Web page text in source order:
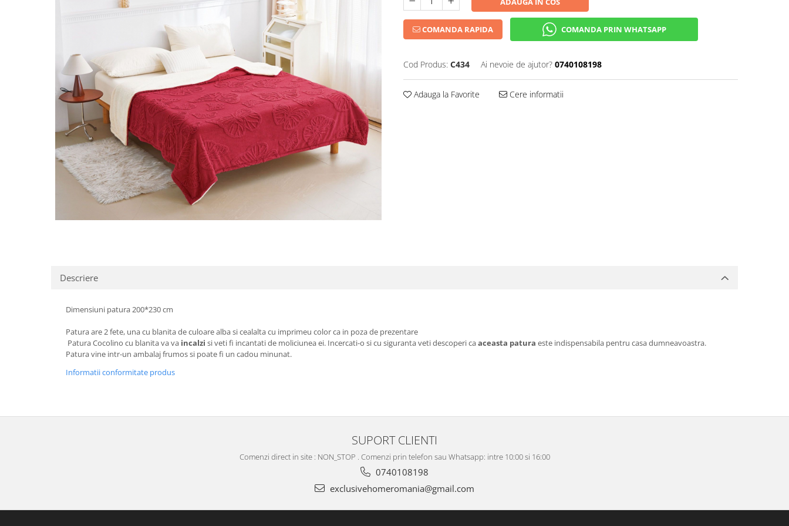
COMANDA RAPIDA COMANDA PRIN WHATSAPP
Cod Produs: C434 Ai nevoie de ajutor? 0740108198
Adauga la Favorite Cere informatii
Descriere
Dimensiuni patura 200*230 cm
Patura are 2 fete, una cu blanita de culoare alba si cealalta cu imprimeu color ca in poza de prezentare
Patura Cocolino cu blanita va va incalzi si veti fi incantati de moliciunea ei. Incercati-o si cu siguranta veti descoperi caaceasta patura este indispensabila pentru casa dumneavoastra.
Patura vine intr-un ambalaj frumos si poate fi un cadou minunat.
Informatii conformitate produs
SUPORT CLIENTI
Comenzi direct in site : NON_STOP . Comenzi prin telefon sau Whatsapp: intre 10:00 si 16:00
0740108198
exclusivehomeromania@gmail.com